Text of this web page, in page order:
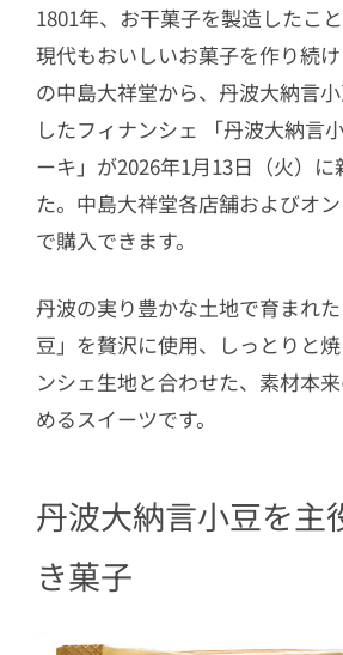
1801年、お干菓子を製造したこと
現代もおいしいお菓子を作り続
の中島大祥堂から、丹波大納言
したフィナンシェ 「丹波大納言
ーキ」が2026年1月13日（火）に
た。中島大祥堂各店舗およびオ
で購入できます。
丹波の実り豊かな土地で育まれ
豆」を贅沢に使用、しっとりと
ンシェ生地と合わせた、素材本
めるスイーツです。
丹波大納言小豆を主
き菓子